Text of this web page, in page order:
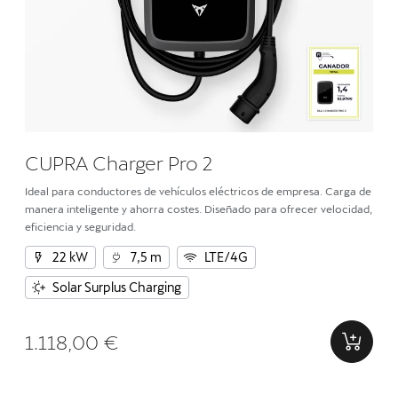
CUPRA Charger Pro 2
Ideal para conductores de vehículos eléctricos de empresa. Carga de
manera inteligente y ahorra costes. Diseñado para ofrecer velocidad,
eficiencia y seguridad.
22 kW 7,5 m
LTE/4G
Solar Surplus Charging
1.118,00 €